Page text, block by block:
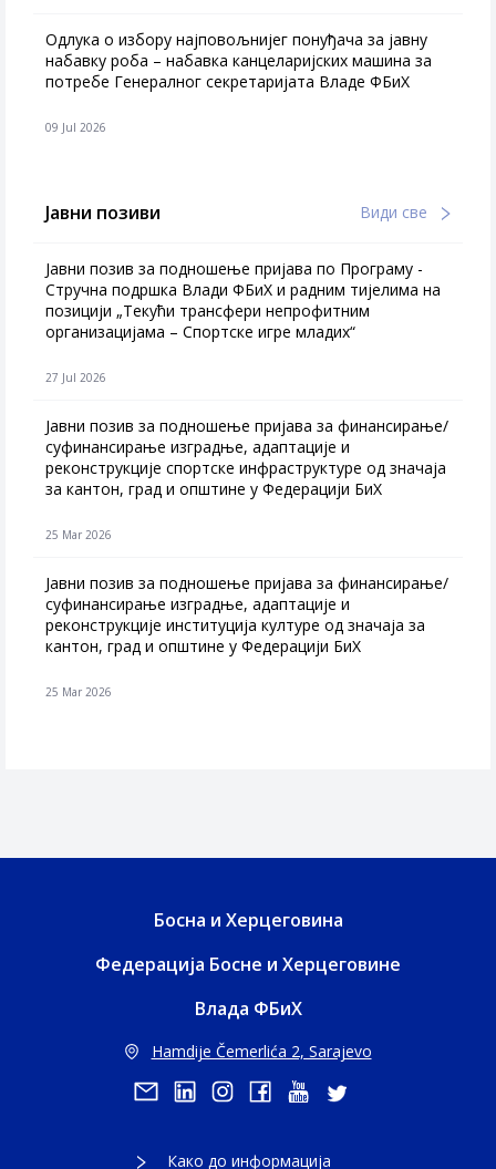
Одлука о избору најповољнијег понуђача за јавну
набавку роба – набавка канцеларијских машина за
потребе Генералног секретаријата Владе ФБиХ
09 Jul 2026
Јавни позиви Види све
Јавни позив за подношење пријава по Програму -
Стручна подршка Влади ФБиХ и радним тијелима на
позицији „Текући трансфери непрофитним
организацијама – Спортске игре младих“
27 Jul 2026
Jавни позив за подношење пријава за финансирање/
суфинансирање изградње, адаптације и
реконструкције спортске инфраструктуре од значаја
за кантон, град и општине у Федерацији БиХ
25 Mar 2026
Јавни позив за подношење пријава за финансирање/
суфинансирање изградње, адаптације и
реконструкције институција културе од значаја за
кантон, град и општине у Федерацији БиХ
25 Mar 2026
Босна и Херцеговина
Федерација Босне и Херцеговине
Влада ФБиХ
Hamdije Čemerlića 2, Sarajevo
Како до информација